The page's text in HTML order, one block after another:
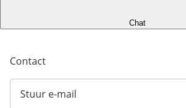
Chat
Contact
Stuur e-mail
Opent e-mailclient